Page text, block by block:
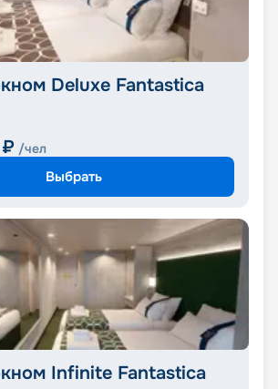
Deluxe Fantastica
₽ /чел
Выбрать
Infinite Fantastica